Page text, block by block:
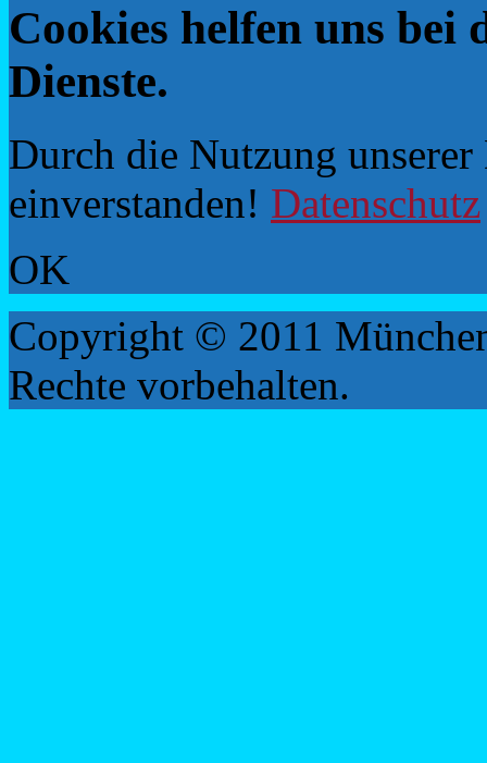
Cookies helfen uns bei
Dienste.
Durch die Nutzung
einverstanden! Datenschutz
OK
Copyright © 2011
Rechte vorbehalten.